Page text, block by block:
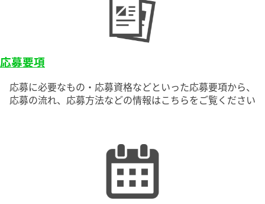
関連記事
お問い合わせ
応募要項
応募に必要なもの・応募資格などといった応募要項から、
応募の流れ、応募方法などの情報はこちらをご覧ください